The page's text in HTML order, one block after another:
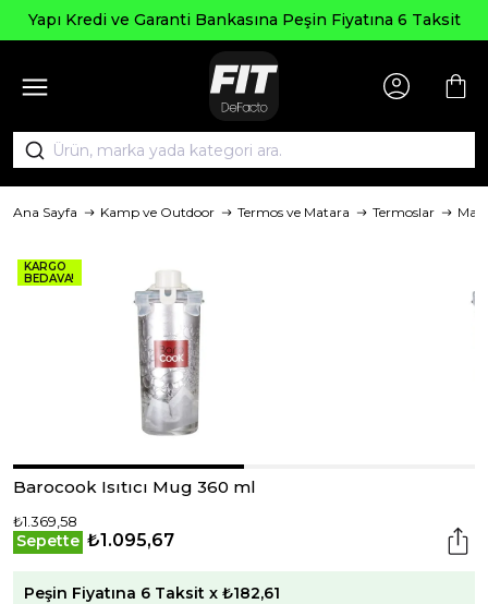
Yapı Kredi ve Garanti Bankasına Peşin Fiyatına 6 Taksit
Ana Sayfa Kamp ve Outdoor Termos ve Matara Termoslar
KARGO
BEDAVA!
Barocook Isıtıcı Mug 360 ml
₺1.369,58
Sepette ₺1.095,67
Peşin Fiyatına 6 Taksit x ₺182,61